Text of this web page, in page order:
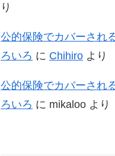
り
公的保険でカバーされ
ろいろ に Chihiro より
公的保険でカバーされ
ろいろ に mikaloo より